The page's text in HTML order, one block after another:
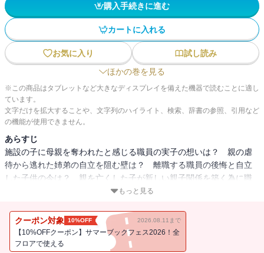
購入手続きに進む
カートに入れる
お気に入り
試し読み
ほかの巻を見る
※この商品はタブレットなど大きなディスプレイを備えた機器で読むことに適し
ています。
文字だけを拡大することや、文字列のハイライト、検索、辞書の参照、引用など
の機能が使用できません。
あらすじ
施設の子に母親を奪われたと感じる職員の実子の想いは？ 親の虐
待から逃れた姉弟の自立を阻む壁は？ 離職する職員の後悔と自立
した子供の今は？ 親を亡くした子が新しい親子関係を築く為に職
員が成すべきことは？ 児童養護施設を舞台に描かれる「ふつう」
もっと見る
クーポン対象 10%OFF 2026.08.11まで
【10%OFFクーポン】サマーブックフェス2026！全
フロアで使える